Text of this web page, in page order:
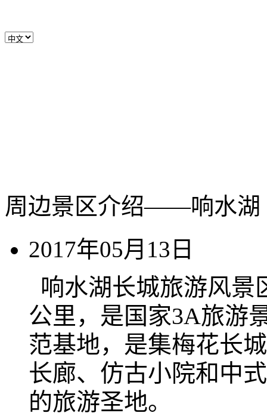
周边景区介绍——响水湖
2017年05月13日
响水湖长城旅游风景
公里，是国家3A旅游
范基地，是集梅花长
长廊、仿古小院和中
的旅游圣地。